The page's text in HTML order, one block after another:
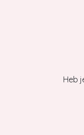
Heb